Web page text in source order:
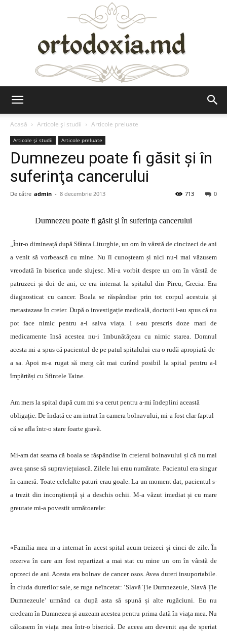
Acasă
Articole şi studii Articole preluate
Articole şi studii Articole preluate
Dumnezeu poate fi găsit şi în
suferinţa cancerului
De către admin - 8 decembrie 2013 0
713
Dumnezeu poate fi găsit şi în suferinţa cancerului
„Într-o dimineață după Sfânta Liturghie, un om în vârstă de cincizeci de ani
a venit să vorbească cu mine. Nu îl cunoșteam și nici nu-l mai văzusem
vreodată în biserica unde slujesc. Mi-a vorbit despre un om în vârstă de
patruzeci și doi de ani, ce era internat la spitalul din Pireu, Grecia. Era
diagnosticat cu cancer. Boala se răspândise prin tot corpul acestuia și
metastazase în creier. După o investigație medicală, doctorii i-au spus că nu
pot face nimic pentru a-i salva viața. I s-au prescris doze mari de
medicamente însă acestea nu-i îmbunătățeau cu nimic starea. Domnul
acesta mi-a spus că pacientul de pe patul spitalului era o rudă apropiată de-
a sa. Apoi m-a rugat să merg cât mai curând posibil la spital pentru a-l
împărtăși cu Sfintele Taine.
Am mers la spital după cum mi s-a cerut pentru a-mi îndeplini această
obligație. De îndată ce am intrat în camera bolnavului, mi-a fost clar faptul
că se afla într-o stare foarte gravă.
Mi-am dat seama că boala se răspândise în creierul bolnavului și că nu mai
avea șanse să supraviețuiască. Zilele lui erau numărate. Pacientul era singur
în cameră. Toate celelalte paturi erau goale. La un moment dat, pacientul s-
a trezit din inconștiență și a deschis ochii. M-a văzut imediat și cu mare
greutate mi-a povestit următoarele:
«Familia mea m-a internat în acest spital acum treizeci și cinci de zile. În
rezerva în care am fost repartizat a mai stat cu mine un om în vârstă de
optzeci de ani. Acesta era bolnav de cancer osos. Avea dureri insuportabile.
În ciuda durerilor sale, se ruga neîncetat: ‘Slavă Ție Dumnezeule, Slavă Ție
Dumnezeule’ urmând ca după asta să spună și alte rugăciuni. Eu nu
credeam în Dumnezeu și auzeam acestea pentru prima dată în viața mea. Nu
călcasem în viața mea într-o biserică. De aceea am devenit așa de speriat